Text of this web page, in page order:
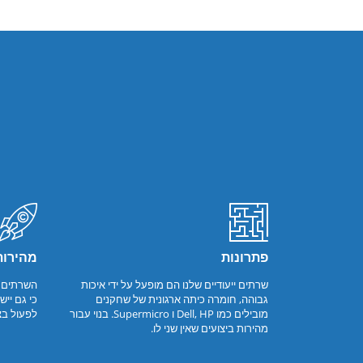
פתרונות
שרתים ייעודיים שלנו הם מופעל על ידי איכות
גבוהה, חומרה כיתה ארגונית של שחקנים
מובילים כמו Dell, HP ו Supermicro. בנוי עבור
מהירות ביצועים שאין שני לו.
השרתים
כי גם
לפעול